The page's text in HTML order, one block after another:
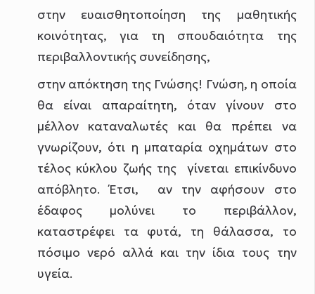
στην ευαισθητοποίηση της μαθητικής
κοινότητας, για τη σπουδαιότητα της
περιβαλλοντικής συνείδησης,
στην απόκτηση της Γνώσης! Γνώση, η οποία
θα είναι απαραίτητη, όταν γίνουν στο
μέλλον καταναλωτές και θα πρέπει να
γνωρίζουν, ότι η μπαταρία οχημάτων στο
τέλος κύκλου ζωής της
γίνεται επικίνδυνο
απόβλητο. Έτσι,
αν την αφήσουν στο
έδαφος μολύνει το περιβάλλον,
καταστρέφει τα φυτά, τη θάλασσα, το
πόσιμο νερό αλλά και την ίδια τους την
υγεία.